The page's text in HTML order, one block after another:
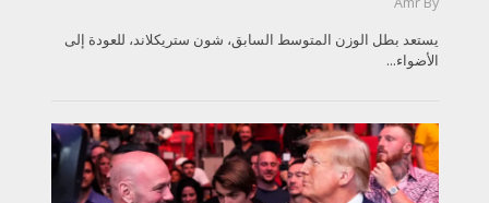
يستعد بطل الوزن المتوسط السابق، شون ستريكلاند، للعودة إلى
الأضواء...